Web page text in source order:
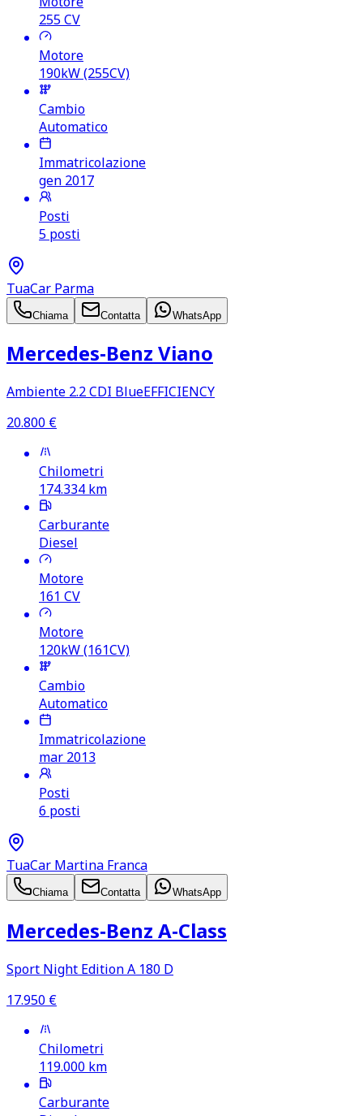
255CV
Motore
190kW (255CV)
Cambio
Automatico
Immatricolazione
gen 2017
Posti
5 posti
TuaCar Parma
Chiama Contatta WhatsApp
Mercedes‑Benz Viano
Ambiente 2.2 CDI BlueEFFICIENCY
20.800 €
Chilometri
174.334 km
Carburante
Diesel
Motore
161 CV
Motore
120kW (161CV)
Cambio
Automatico
Immatricolazione
mar 2013
Posti
6 posti
TuaCar Martina Franca
Chiama Contatta WhatsApp
Mercedes‑Benz A‑Class
Sport Night Edition A 180 D
17.950 €
Chilometri
119.000 km
Carburante